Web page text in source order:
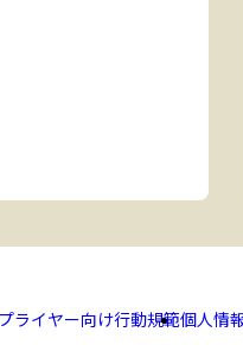
ライヤー向け行動規範個人情